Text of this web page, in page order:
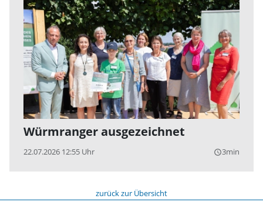
Würmranger ausgezeichnet
22.07.2026 12:55 Uhr query_builder3min
zurück zur Übersicht